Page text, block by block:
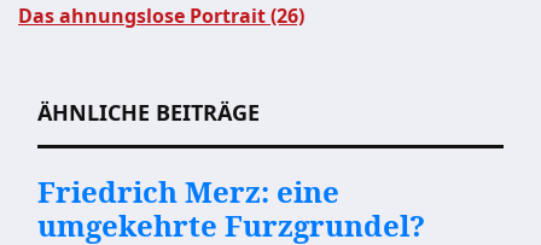
Das ahnungslose Portrait (26)
ÄHNLICHE BEITRÄGE
Friedrich Merz: eine
umgekehrte Furzgrundel?